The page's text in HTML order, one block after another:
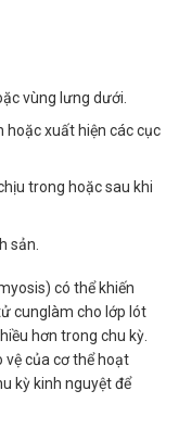
vùng lưng dưới.
hoặc xuất hiện các cục
trong hoặc sau khi
sản.
có thể khiến
cunglàm cho lớp lót
hơn trong chu kỳ.
vệ của cơ thể hoạt
kỳ kinh nguyệt để